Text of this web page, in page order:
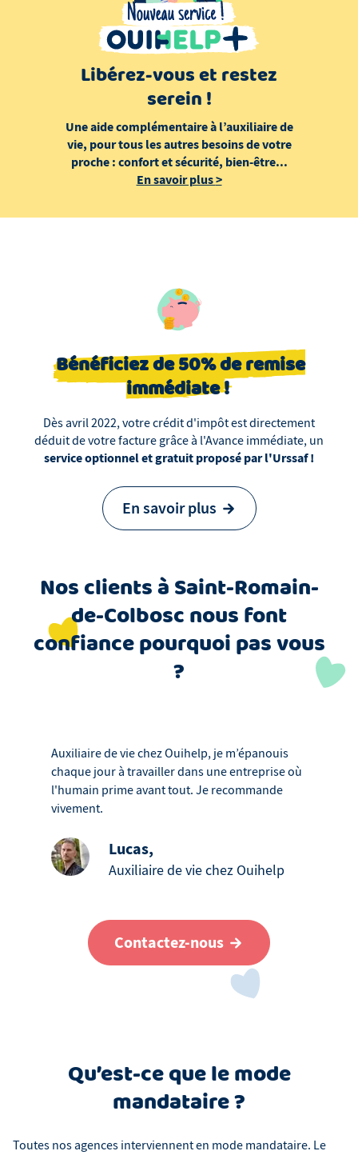
Libérez-vous et restez
serein !
Une aide complémentaire à l’auxiliaire de
vie, pour tous les autres besoins de votre
proche : confort et sécurité, bien-être...
En savoir plus>
Bénéficiez de 50% de remise
immédiate !
Dès avril 2022, votre crédit d'impôt est directement
déduit de votre facture grâce à l'Avance immédiate, un
service optionnel et gratuit proposé par l'Urssaf !
En savoir plus
Nos clientsàSaint-Romain-
de-Colboscnous font
confiance pourquoi pas vous
?
Auxiliaire de vie chez Ouihelp, je m’épanouis
chaque jour à travailler dans une entreprise où
l'humain prime avant tout. Je recommande
vivement.
Lucas,
Auxiliaire de vie chez Ouihelp
Contactez-nous
Qu’est-ce que le mode
mandataire ?
Toutes nos agences interviennent en mode mandataire. Le